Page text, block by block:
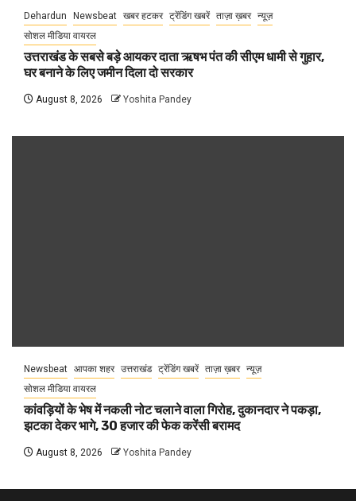
Dehardun Newsbeat खबर हटकर ट्रेंडिंग खबरें ताज़ा ख़बर न्यूज़
सोशल मीडिया वायरल
उत्तराखंड के सबसे बड़े आयकर दाता ऋषभ पंत की सीएम धामी से गुहार,
घर बनाने के लिए जमीन दिला दो सरकार
August 8, 2026 Yoshita Pandey
Newsbeat आपका शहर उत्तराखंड ट्रेंडिंग खबरें ताज़ा ख़बर न्यूज़
सोशल मीडिया वायरल
कांवड़ियों के भेष में नकली नोट चलाने वाला गिरोह, दुकानदार ने पकड़ा,
झटका देकर भागे, 30 हजार की फेक करेंसी बरामद
August 8, 2026 Yoshita Pandey